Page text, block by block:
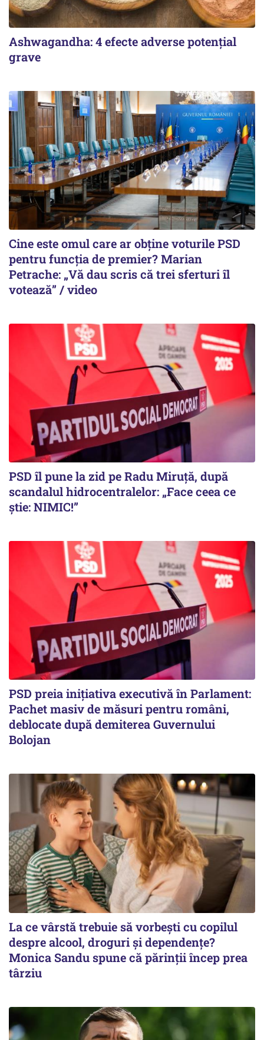
Ashwagandha: 4 efecte adverse potențial
grave
Cine este omul care ar obține voturile PSD
pentru funcția de premier? Marian
Petrache: „Vă dau scris că trei sferturi îl
votează” / video
PSD îl pune la zid pe Radu Miruță, după
scandalul hidrocentralelor: „Face ceea ce
știe: NIMIC!”
PSD preia inițiativa executivă în Parlament:
Pachet masiv de măsuri pentru români,
deblocate după demiterea Guvernului
Bolojan
La ce vârstă trebuie să vorbești cu copilul
despre alcool, droguri și dependențe?
Monica Sandu spune că părinții încep prea
târziu